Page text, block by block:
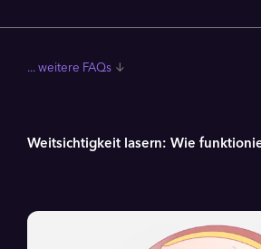
FAQs
Weitsichtigkeit lasern: Wie